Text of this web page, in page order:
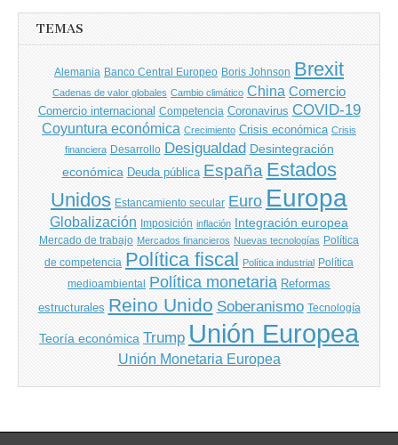
TEMAS
Alemania Banco Central Europeo Boris Johnson Brexit
Cadenas de valor globales Cambio climático China Comercio
Comercio internacional Competencia Coronavirus COVID-19
Coyuntura económica Crecimiento Crisis económica Crisis
financiera Desarrollo Desigualdad Desintegración
económica Deuda pública España Estados
Unidos Estancamiento secular Euro Europa
Globalización Imposición inflación Integración europea
Mercado de trabajo Mercados financieros Nuevas tecnologías Política
de competencia Política fiscal Política industrial Política
medioambiental Política monetaria Reformas
estructurales Reino Unido Soberanismo Tecnología
Teoría económica Trump Unión Europea
Unión Monetaria Europea